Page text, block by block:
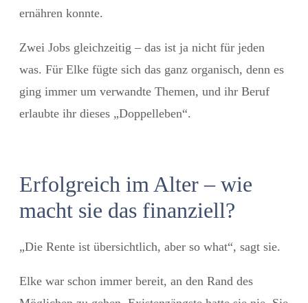
ernähren konnte.
Zwei Jobs gleichzeitig – das ist ja nicht für jeden
was. Für Elke fügte sich das ganz organisch, denn es
ging immer um verwandte Themen, und ihr Beruf
erlaubte ihr dieses „Doppelleben“.
Erfolgreich im Alter – wie
macht sie das finanziell?
„Die Rente ist übersichtlich, aber so what“, sagt sie.
Elke war schon immer bereit, an den Rand des